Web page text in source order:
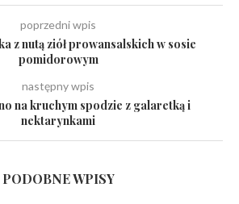
poprzedni wpis
z nutą ziół prowansalskich w sosie
pomidorowym
następny wpis
na kruchym spodzie z galaretką i
nektarynkami
PODOBNE WPISY